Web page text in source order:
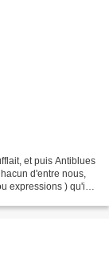
et puis Antiblues
d'entre nous,
expressions ) qu'il